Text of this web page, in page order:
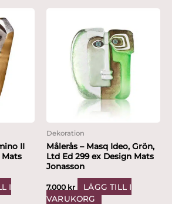
II
Mats
I
Dekoration
Målerås – Masq Ideo, Grön,
Ltd Ed 299 ex Design Mats
Jonasson
7,000 kr
LÄGG TILL I
VARUKORG